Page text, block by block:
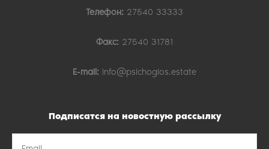
Телефон: 27540 33333
Факс: 27540 31781
E-mail: info@psichogios.estate
Подписатся на новостную рассылку